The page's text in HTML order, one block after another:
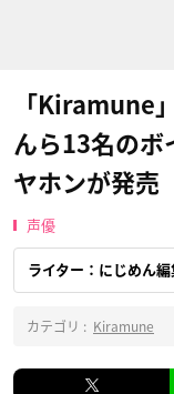
「Kiramune
んら13名のボ
ヤホンが発売
声優
ライター：にじめん編
カテゴリ : Kiramune